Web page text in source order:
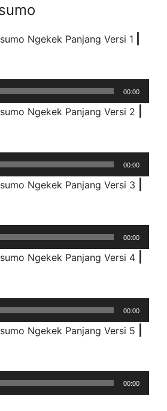
Ngekek Panjang Versi 1
00:00
Ngekek Panjang Versi 2
00:00
Ngekek Panjang Versi 3
00:00
Ngekek Panjang Versi 4
00:00
Ngekek Panjang Versi 5
00:00